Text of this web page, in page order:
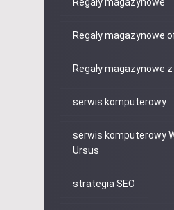
Regały magazynowe
Regały magazynowe
serwis komputerowy
serwis komputerowy
Ursus
strategia SEO